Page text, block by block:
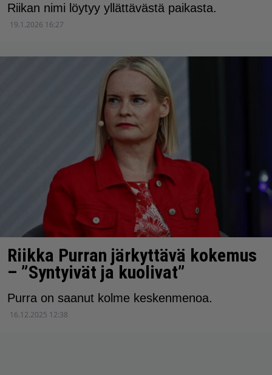
Riikan nimi löytyy yllättävästä paikasta.
19.1.2026 16:27
Riikka Purran järkyttävä kokemus
– ”Syntyivät ja kuolivat”
Purra on saanut kolme keskenmenoa.
16.12.2025 12:38